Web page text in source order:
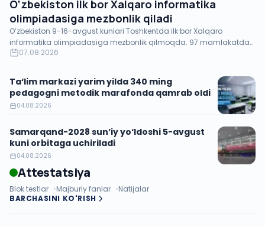
O‘zbekiston ilk bor Xalqaro informatika
olimpiadasiga mezbonlik qiladi
O‘zbekiston 9-16-avgust kunlari Toshkentda ilk bor Xalqaro
informatika olimpiadasiga mezbonlik qilmoqda. 97 mamlakatdan
386 o‘quvchi.
07.08.2026
Ta‘lim markazi yarim yilda 340 ming
pedagogni metodik marafonda qamrab oldi
04.08.2026
Samarqand-2028 sun’iy yo‘ldoshi 5-avgust
kuni orbitaga uchiriladi
04.08.2026
Attestatsiya
Blok testlar Majburiy fanlar
Natijalar
BARCHASINI KO'RISH